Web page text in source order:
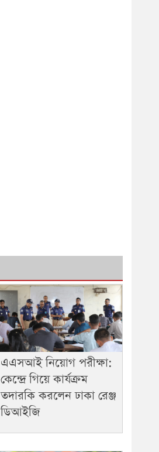
এএসআই নিয়োগ পরীক্ষা:
কেন্দ্রে গিয়ে কার্যক্রম
তদারকি করলেন ঢাকা রেঞ্জ
ডিআইজি